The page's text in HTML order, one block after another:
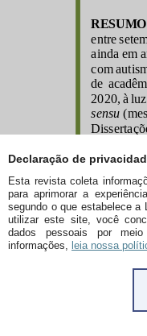
Declaração de
Esta revista coleta
para aprimorar a
segundo o que estabelece a
utilizar este site, você
dados pessoais por
informações, leia nossa